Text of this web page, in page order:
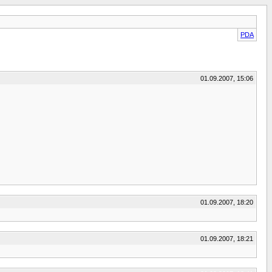
PDA
01.09.2007, 15:06
01.09.2007, 18:20
01.09.2007, 18:21